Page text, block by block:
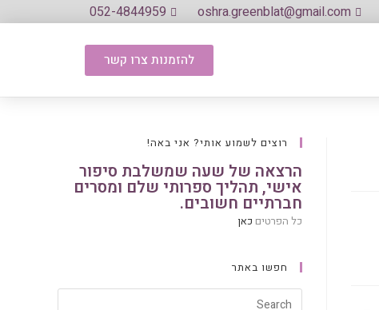
oshra.greenblat@gmail.com
052-4844959
להזמנות צרו קשר
רוצים לשמוע אותי? אני באה!
הרצאה של שעה שמשלבת סיפור
אישי, תהליך ספרותי שלם ומסרים
חברתיים חשובים.
כל הפרטים כאן
חפשו באתר